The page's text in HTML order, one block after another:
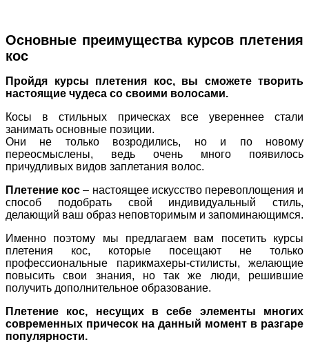
Основные преимущества курсов плетения
кос
Пройдя курсы плетения кос, вы сможете творить
настоящие чудеса со своими волосами.
Косы в стильных прическах все увереннее стали
занимать основные позиции.
Они не только возродились, но и по новому
переосмыслены, ведь очень много появилось
причудливых видов заплетания волос.
Плетение кос – настоящее искусство перевоплощения и
способ подобрать свой индивидуальный стиль,
делающий ваш образ неповторимым и запоминающимся.
Именно поэтому мы предлагаем вам посетить курсы
плетения кос, которые посещают не только
профессиональные парикмахеры-стилисты, желающие
повысить свои знания, но так же люди, решившие
получить дополнительное образование.
Плетение кос, несущих в себе элементы многих
современных причесок на данный момент в разгаре
популярности.